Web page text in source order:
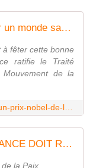
Enfin un Prix Nobel de la Paix pour un monde sans armes nucléaires !
fêter cette bonne
ratifie le Traité
de la
Signez la pétition nationale :LA FRANCE DOIT RATIFIER LE TRAITE D'INTERDICTION DES ARMES NUCLEAIRES - NON AU DOUBLEMENT DES CREDITS POUR LES ARMES NUCLEAIRES
la Paix